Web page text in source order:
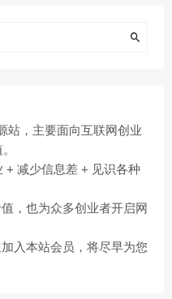
站，主要面向互联网创业
减少信息差 + 见识各种
，也为众多创业者开启网
入本站会员，将尽早为您